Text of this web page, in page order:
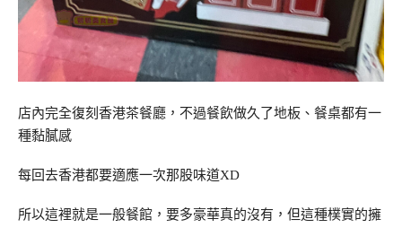
店內完全復刻香港茶餐廳，不過餐飲做久了地板、餐桌都有一
種黏膩感
每回去香港都要適應一次那股味道XD
所以這裡就是一般餐館，要多豪華真的沒有，但這種樸實的擁